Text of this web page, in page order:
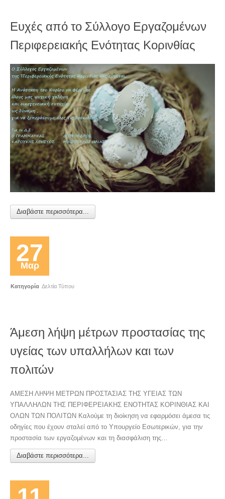
Ευχές από το Σύλλογο Εργαζομένων
Περιφερειακής Ενότητας Κορινθίας
Διαβάστε περισσότερα...
27
Μαρ
Κατηγορία Δελτία Τύπου
Άμεση λήψη μέτρων προστασίας της
υγείας των υπαλλήλων και των
πολιτών
ΑΜΕΣΗ ΛΗΨΗ ΜΕΤΡΩΝ ΠΡΟΣΤΑΣΙΑΣ ΤΗΣ ΥΓΕΙΑΣ ΤΩΝ
ΥΠΑΛΛΗΛΩΝ ΤΗΣ ΠΕΡΙΦΕΡΕΙΑΚΗΣ ΕΝΟΤΗΤΑΣ ΚΟΡΙΝΘΙΑΣ ΚΑΙ
ΟΛΩΝ ΤΩΝ ΠΟΛΙΤΩΝ Καλούμε τη διοίκηση να εφαρμόσει άμεσα τις
οδηγίες που έχουν σταλεί από το Υπουργείο Εσωτερικών, για την
προστασία των εργαζομένων και τη διασφάλιση της…
Διαβάστε περισσότερα...